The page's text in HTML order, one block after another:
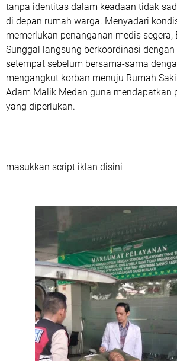
tanpa identitas dalam keadaan tidak
di depan rumah warga. Menyadari
memerlukan penanganan medis segera,
Sunggal langsung berkoordinasi
setempat sebelum bersama-sama
mengangkut korban menuju Rumah
Adam Malik Medan guna mendapatkan
yang diperlukan.
masukkan script iklan disini